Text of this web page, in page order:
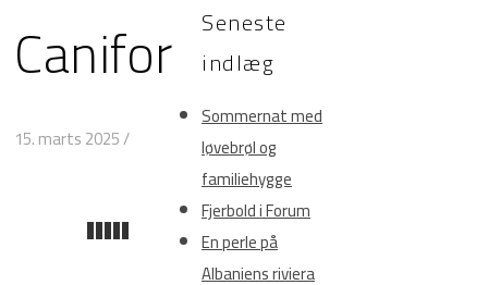
Canifor
15. marts 2025/
Seneste
indlæg
Sommernat med
løvebrøl og
familiehygge
Fjerbold i Forum
En perle på
Albaniens riviera